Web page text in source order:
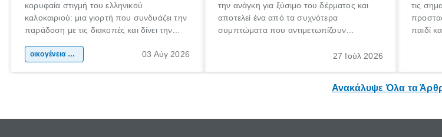
κορυφαία στιγμή του ελληνικού
καλοκαιριού: μια γιορτή που συνδυάζει την
παράδοση με τις διακοπές και δίνει την
χώρας. Είτε πρόκειται για λίγες μέρες
οικογένεια & παιδί 03 Αύγ 2026
την ανάγκη για ξύσιμο του δέρματος και
αποτελεί ένα από τα συχνότερα
συμπτώματα που αντιμετωπίζουν
πληροφορίες για το «κνησμός τι είναι»,
27 Ιούλ 2026
τις
παιδί
Ανακάλυψε Όλα τα